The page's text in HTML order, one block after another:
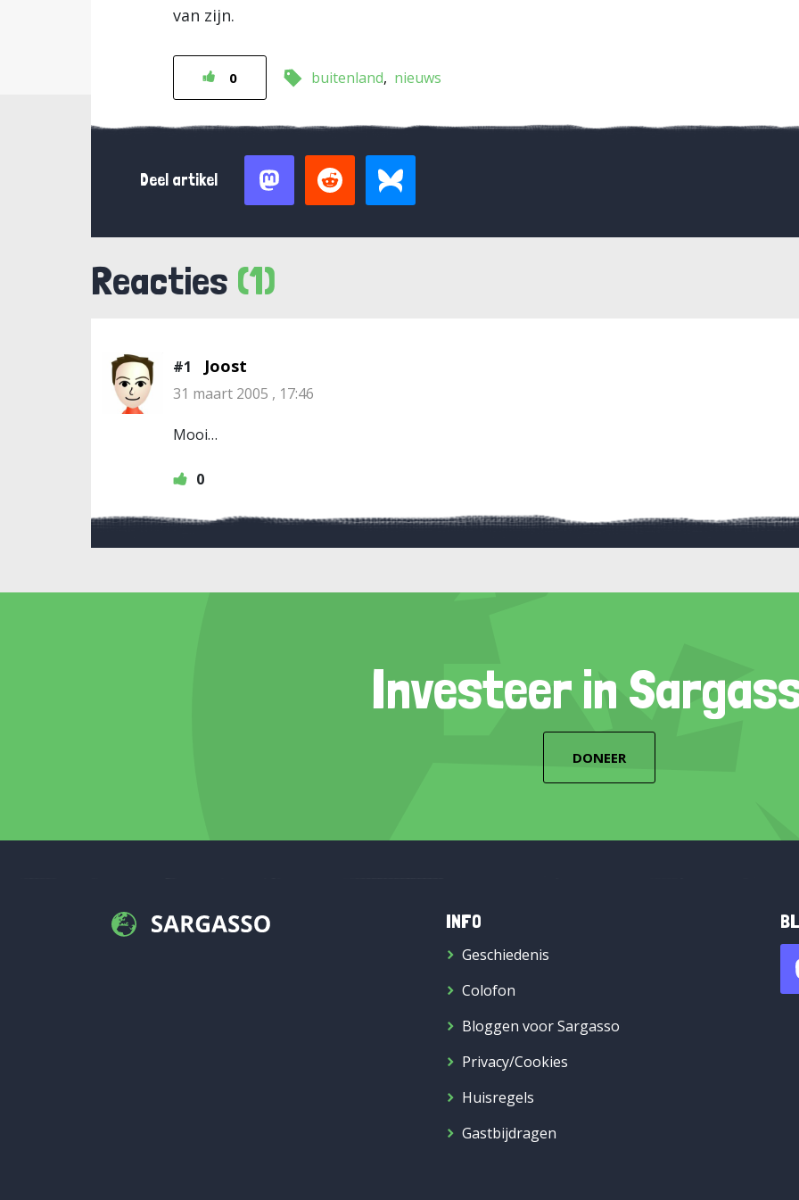
van zijn.
0 buitenland nieuws
Deel artikel
Reacties (1)
#1 Joost
31 maart 2005 , 17:46
Mooi…
0
Investeer in
DONEER
INFO
Geschiedenis
Colofon
Bloggen voor Sargasso
Privacy/Cookies
Huisregels
Gastbijdragen